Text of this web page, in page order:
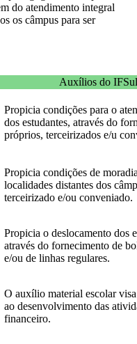
do atendimento integral
os câmpus para ser
Auxílios do IFSul
Propicia condições para o
dos estudantes, através do
próprios, terceirizados e/u
Propicia condições de
localidades distantes dos
terceirizado e/ou conveniado.
Propicia o deslocamento dos
através do fornecimento de
e/ou de linhas regulares.
O auxílio material escolar
ao desenvolvimento das
financeiro.